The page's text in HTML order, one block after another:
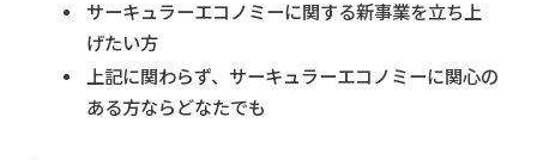
サーキュラーエコノミーに関する新事業を立ち上
げたい方
上記に関わらず、サーキュラーエコノミーに関心の
ある方ならどなたでも